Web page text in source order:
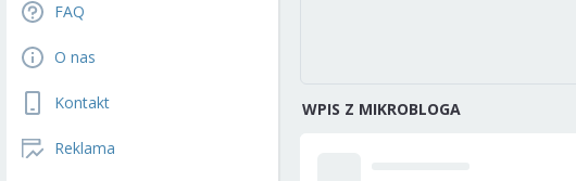
FAQ
O nas
Kontakt
Reklama
WPIS Z MIKROBLOGA